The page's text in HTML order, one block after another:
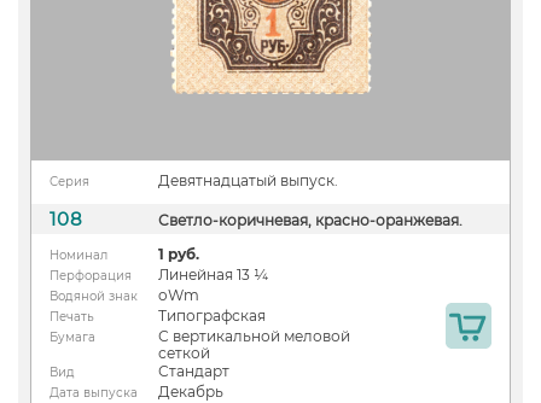
Серия Девятнадцатый выпуск.
108 Светло-коричневая, красно-оранжевая.
Номинал 1 руб.
Перфорация Линейная 13 ¼
Водяной знак oWm
Печать Типографская
Бумага
С вертикальной меловой
сеткой
Вид Стандарт
Дата выпуска Декабрь